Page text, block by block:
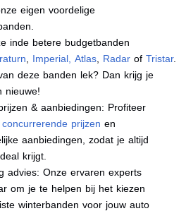
eigen voordelige
inde betere budgetbanden
Imperial Atlas Radar ofTristar.
deze banden lek? Dan krijg je
nieuwe!
& aanbiedingen: Profiteer
concurrerende prijzen en
aanbiedingen, zodat je altijd
krijgt.
advies: Onze ervaren experts
om je te helpen bij het kiezen
winterbanden voor jouw auto